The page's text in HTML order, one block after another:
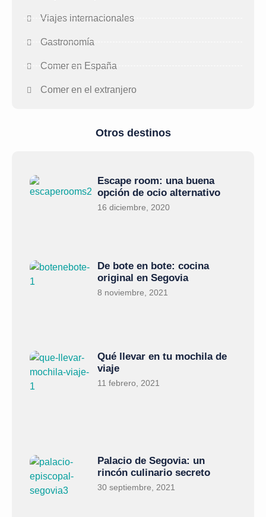
Viajes internacionales
Gastronomía
Comer en España
Comer en el extranjero
Otros destinos
Escape room: una buena
opción de ocio alternativo
16 diciembre, 2020
De bote en bote: cocina
original en Segovia
8 noviembre, 2021
Qué llevar en tu mochila de
viaje
11 febrero, 2021
Palacio de Segovia: un
rincón culinario secreto
30 septiembre, 2021